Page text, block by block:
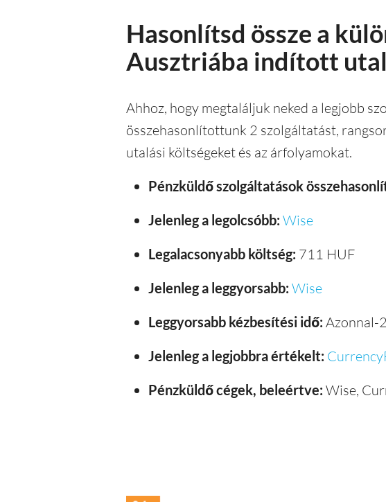
Hasonlítsd össze a
Ausztriába indított
Ahhoz, hogy megtaláljuk neked a legjobb
összehasonlítottunk 2 szolgáltatást,
utalási költségeket és az árfolyamokat.
Pénzküldő szolgáltatások
Jelenleg a legolcsóbb: Wise
Legalacsonyabb költség: 711 HUF
Jelenleg a leggyorsabb: Wise
Leggyorsabb kézbesítési idő: Azonnal-
Jelenleg a legjobbra értékelt:
Pénzküldő cégek, beleértve: Wise,